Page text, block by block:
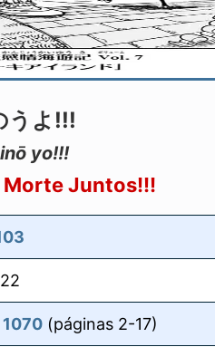
うよ!!!
yo!!!
Morte Juntos!!!
(páginas 2-17)